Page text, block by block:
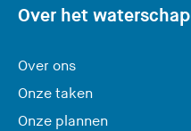
Over het waterschap
Over ons
Onze taken
Onze plannen